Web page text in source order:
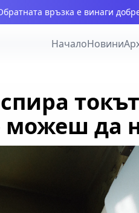
връзка е винаги
НачалоНовини
можеш да